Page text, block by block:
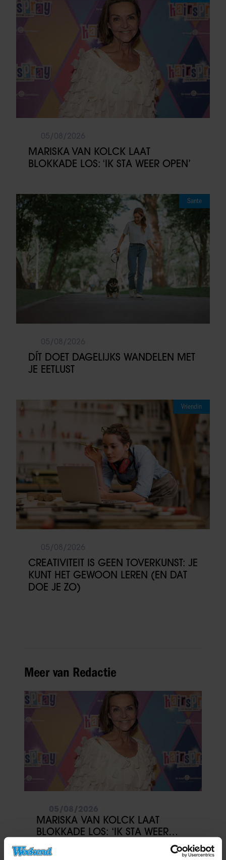
MARISKA VAN KOLCK LAAT
BLOKKADE LOS: ‘IK STA WEER OPEN’
Sante
DÍT DOET DAGELIJKS WANDELEN MET
JE EETLUST
Vriendin
CREATIVITEIT IS GEEN TOVERKUNST: JE
KUNT HET GEWOON LEREN (EN DAT
DOE JE ZO)
Meer van Redactie
MARISKA VAN KOLCK LAAT
BLOKKADE LOS: ‘IK STA WEER